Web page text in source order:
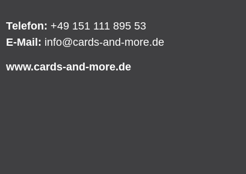
Telefon: +49 151 111 895 53
E-Mail: info@cards-and-more.de
www.cards-and-more.de